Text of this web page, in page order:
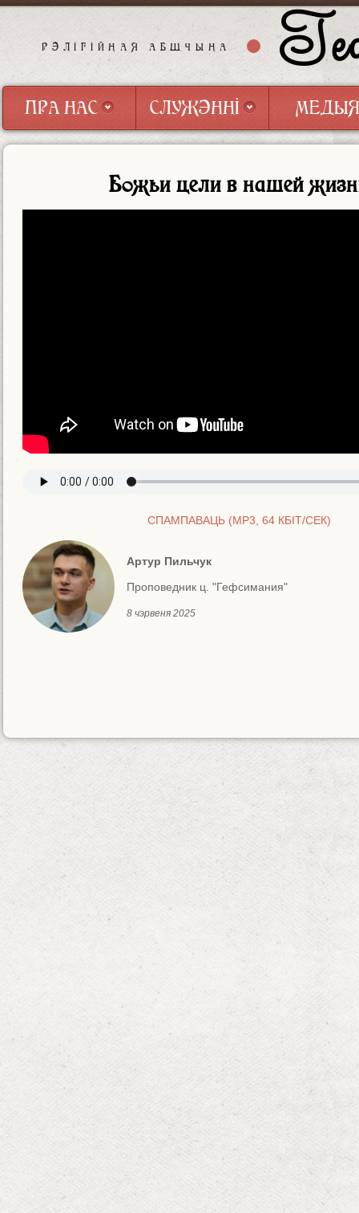
РЭЛІГІЙНАЯ АБШЧЫНА
ПРА НАС СЛУЖЭННІ
МЕДЫЯ
МЕДЫЯ
Божьи цели в нашей
СПАМПАВАЦЬ (MP3, 64 КБIТ/СЕК)
Артур Пильчук
Проповедник ц. "Гефсимания"
8 чэрвеня 2025